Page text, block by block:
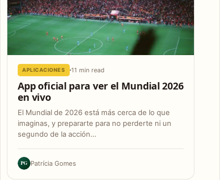
APLICACIONES 11 min read
App oficial para ver el Mundial 2026
en vivo
El Mundial de 2026 está más cerca de lo que
imaginas, y prepararte para no perderte ni un
segundo de la acción…
PG Patrícia Gomes